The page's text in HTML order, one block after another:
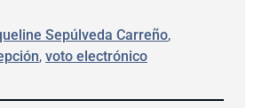
Sepúlveda Carreño
, voto electrónico